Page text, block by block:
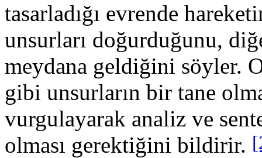
tasarladığı evrende
unsurları doğurdu­ğunu,
meydana geldiğini söyler.
gibi unsur­ların bir tane
vurgulayarak analiz ve
olması gerektiği­ni bildirir.